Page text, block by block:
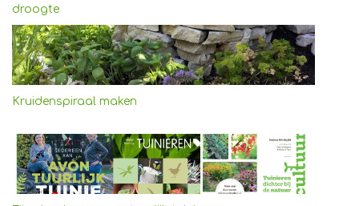
droogte
Kruidenspiraal maken